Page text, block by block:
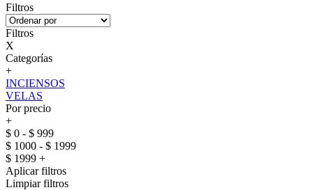
Filtros
Filtros
X
Categorías
+
INCIENSOS
VELAS
Por precio
+
$ 0 - $ 999
$ 1000 - $ 1999
$ 1999 +
Aplicar filtros
Limpiar filtros